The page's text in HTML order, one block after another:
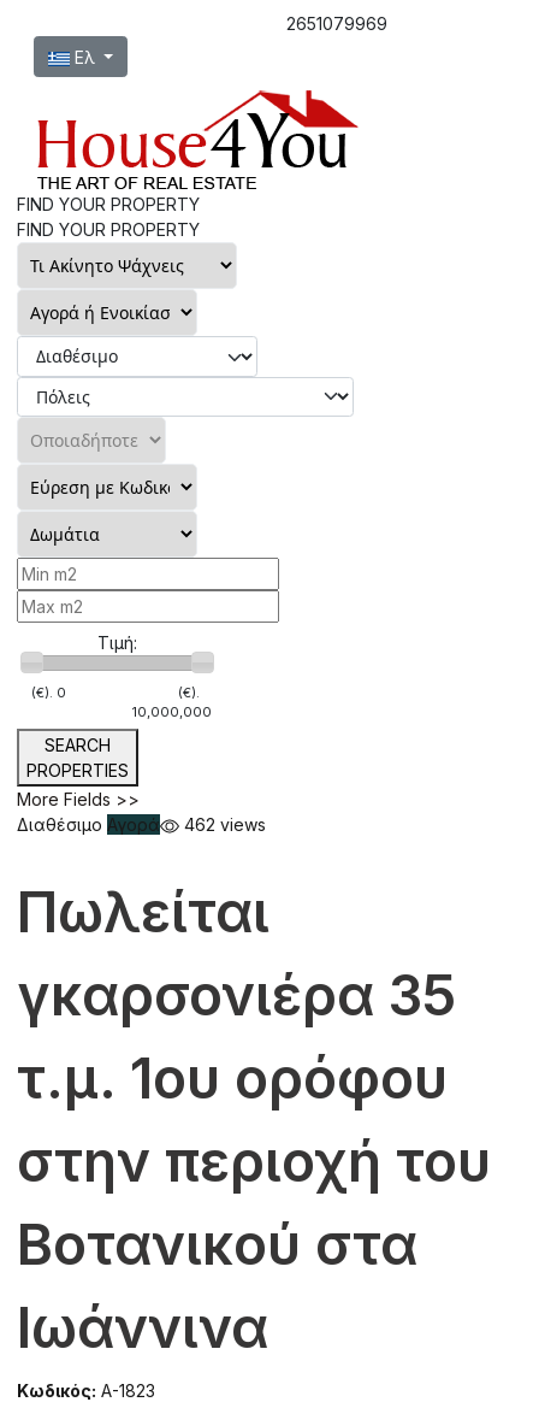
2651079969
Επιλέξτε τη γλώσσα σας
Ελ
FIND YOUR PROPERTY
FIND YOUR PROPERTY
Τιμή:
(€). 0
(€).
10,000,000
SEARCH
PROPERTIES
More Fields >>
Διαθέσιμο Αγορά 462 views
Πωλείται
γκαρσονιέρα 35
τ.μ. 1ου ορόφου
στην περιοχή του
Βοτανικού στα
Ιωάννινα
Κωδικός: A-1823